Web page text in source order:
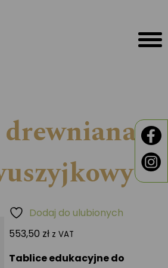
–
553,50 zł z VAT
Tablice edukacyjne do
Dodaj do ulubionych